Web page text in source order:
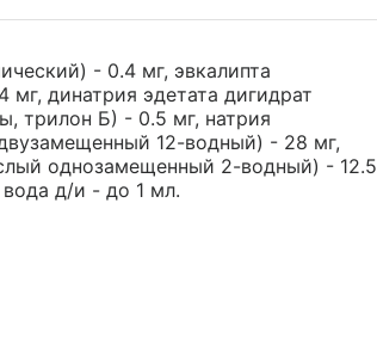
- 0.4 мг, эвкалипта
динатрия эдетата дигидрат
трилон Б) - 0.5 мг, натрия
12-водный) - 28 мг,
однозамещенный 2-водный) - 12.5
вода д/и - до 1 мл.